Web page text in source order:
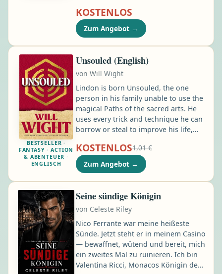
einer Schutzgelderpressung für ein
Blutbad – und die Kriminalpolizei hat
auch etwas gegen diese Übernahme.
Als ein gänzlich Unbeteiligter in
Notwehr Mancini junior erschießt,
eskaliert die Sache. Jörgensen und
Müller müssen alles daran setzen,
eine ganze Familie zu schützen.
KOSTENLOS
Zum Angebot →
BESTSELLER ·
FANTASY · ACTION
& ABENTEUER ·
ENGLISCH
Unsouled (English)
von Will Wight
Lindon is born Unsouled, the one
person in his family unable to use the
magical Paths of the sacred arts. He
uses every trick and technique he can
borrow or steal to improve his life,
join the ranks of the truly powerful.
Until the heavens descend and show
him the future. When Lindon becomes
the only one who sees the
approaching doom, he must leave his
homeland to save it... and to see how
far he can go by walking his own
Path.
KOSTENLOS1,01 €
Zum Angebot →
Seine sündige Königin
von Celeste Riley
Nico Ferrante war meine heißeste
Sünde. Jetzt steht er in meinem Casino
— bewaffnet, wütend und bereit, mich
ein zweites Mal zu ruinieren. Ich bin
Valentina Ricci, Monacos Königin der